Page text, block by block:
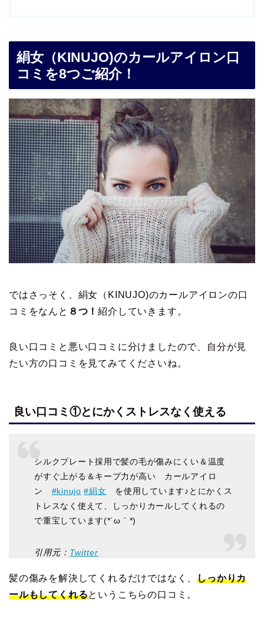
絹女（KINUJO)のカールアイロン口
コミを8つご紹介！
ではさっそく、絹女（KINUJO)のカールアイロンの口
コミをなんと ８つ！紹介していきます。
良い口コミと悪い口コミに分けましたので、自分が見
たい方の口コミを見てみてくださいね。
良い口コミ①とにかくストレスなく使える
シルクプレート採用で髪の毛が傷みにくい＆温度
がすぐ上がる＆キープ力が高い カールアイロ
ン #kinujo #絹女 を使用しています♪とにかくス
トレスなく使えて、しっかりカールしてくれるの
で重宝しています(*´ω｀*)
引用元： Twitter
髪の傷みを解決してくれるだけではなく、しっかりカ
ールもしてくれるというこちらの口コミ。